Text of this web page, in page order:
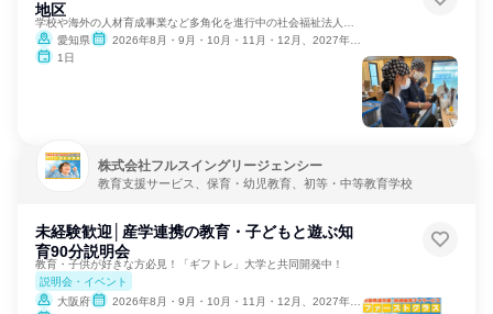
地区
愛知県
2026年8月・9月・10月・11月・12月、2027年1月・2月
1日
株式会社フルスイングリージェンシー
教育支援サービス、保育・幼児教育、初等・中等教育学校
未経験歓迎│産学連携の教育・子どもと遊ぶ知
育90分説明会
教育・子供が好きな方必見！「ギフトレ」大学と共同開発中！
説明会・イベント
大阪府
2026年8月・9月・10月・11月・12月、2027年1月・2月